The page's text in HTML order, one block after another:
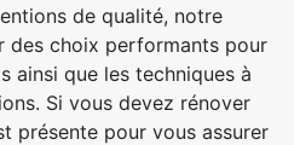
de qualité, notre
des choix performants pour
ainsi que les techniques à
Si vous devez rénover
présente pour vous assurer